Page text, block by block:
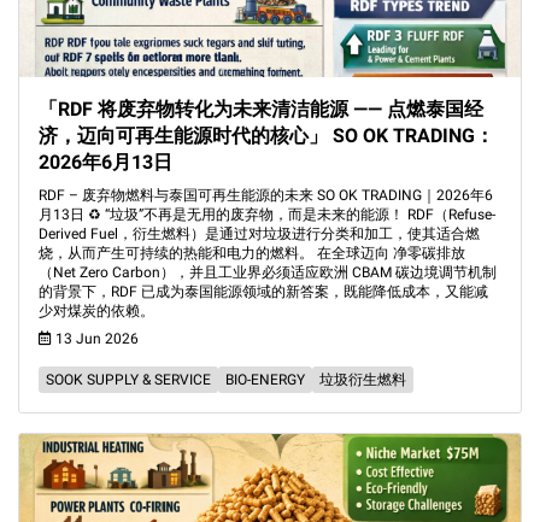
「RDF 将废弃物转化为未来清洁能源 —— 点燃泰国经
济，迈向可再生能源时代的核心」 SO OK TRADING：
2026年6月13日
RDF – 废弃物燃料与泰国可再生能源的未来 SO OK TRADING｜2026年6
月13日 ♻️ “垃圾”不再是无用的废弃物，而是未来的能源！ RDF（Refuse-
Derived Fuel，衍生燃料）是通过对垃圾进行分类和加工，使其适合燃
烧，从而产生可持续的热能和电力的燃料。 在全球迈向 净零碳排放
（Net Zero Carbon），并且工业界必须适应欧洲 CBAM 碳边境调节机制
的背景下，RDF 已成为泰国能源领域的新答案，既能降低成本，又能减
少对煤炭的依赖。
13 Jun 2026
SOOK SUPPLY & SERVICE BIO-ENERGY 垃圾衍生燃料